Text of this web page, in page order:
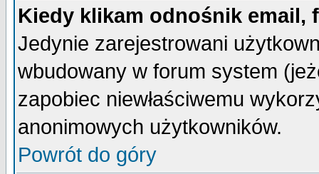
Kiedy klikam odnośnik email,
Jedynie zarejestrowani
wbudowany w forum system
zapobiec niewłaściwemu
anonimowych użytkowników.
Powrót do góry